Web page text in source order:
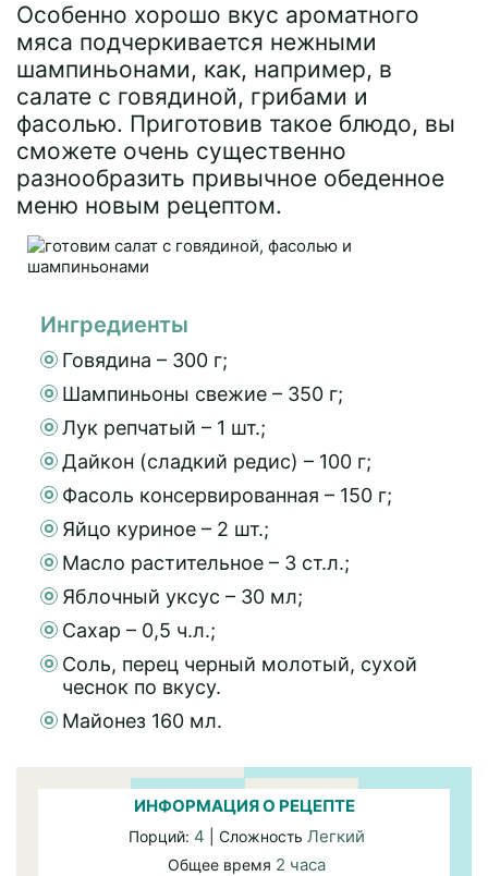
Особенно хорошо вкус ароматного
мяса подчеркивается нежными
шампиньонами, как, например, в
салате с говядиной, грибами и
фасолью. Приготовив такое блюдо, вы
сможете очень существенно
разнообразить привычное обеденное
меню новым рецептом.
Ингредиенты
Говядина – 300 г;
Шампиньоны свежие – 350 г;
Лук репчатый – 1 шт.;
Дайкон (сладкий редис) – 100 г;
Фасоль консервированная – 150 г;
Яйцо куриное – 2 шт.;
Масло растительное – 3 ст.л.;
Яблочный уксус – 30 мл;
Сахар – 0,5 ч.л.;
Соль, перец черный молотый, сухой
чеснок по вкусу.
Майонез 160 мл.
ИНФОРМАЦИЯ О РЕЦЕПТЕ
Порций: 4 | Сложность Легкий
Общее время 2 часа